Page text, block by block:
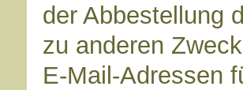
der Abbestellung
zu anderen
E-Mail-Adressen